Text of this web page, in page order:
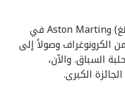
لطالما تشاركت Breitling (بريتلينغ) وAston Martin في
الكرونوغراف وصولاً إلى
السباق. والآن،
الكبرى.